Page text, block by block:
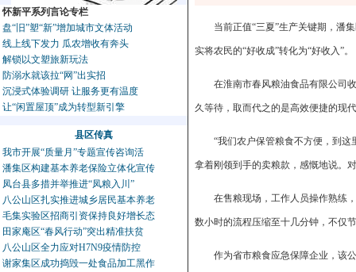
怀新平系列言论专栏
盘“旧”塑“新”增加城市文体活动
线上线下发力 瓜农增收有奔头
解锁以文塑旅新玩法
防溺水就该拉“网”出实招
沉浸式体验调研 让服务更有温度
让“闲置屋顶”成为转型新引擎
县区传真
我市开展“质量月”专题宣传咨询活
潘集区构建基本养老保险立体化宣传
凤台县多措并举推进“凤粮入川”
八公山区扎实推进城乡居民基本养老
毛集实验区招商引资保持良好增长态
田家庵区“春风行动”突出精准扶贫
八公山区全力应对H7N9疫情防控
谢家集区成功捣毁一处食品加工黑作
当前正值“三夏”生产关键期，潘
实将农民的“好收成”转化为“好收入”。
在淮南市春风粮油食品有限公司
久等待，取而代之的是高效便捷的现
“我们农户保管粮食不方便，到
拿着刚领到手的卖粮款，感慨地说。
在售粮现场，工作人员操作熟练
数小时的流程压缩至十几分钟，不仅
作为省市粮食应急保障企业，该